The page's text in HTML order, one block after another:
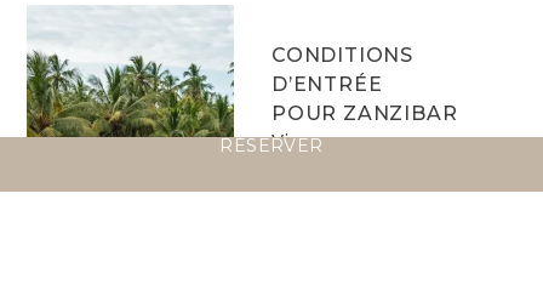
CONDITIONS
D’ENTRÉE
POUR ZANZIBAR
Visa
RÉSERVER